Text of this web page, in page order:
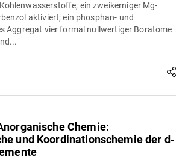
ein zweikerniger Mg-
aktiviert; ein phosphan- und
Aggregat vier formal nullwertiger Boratome
Chemie:
und Koordinationschemie der d‐